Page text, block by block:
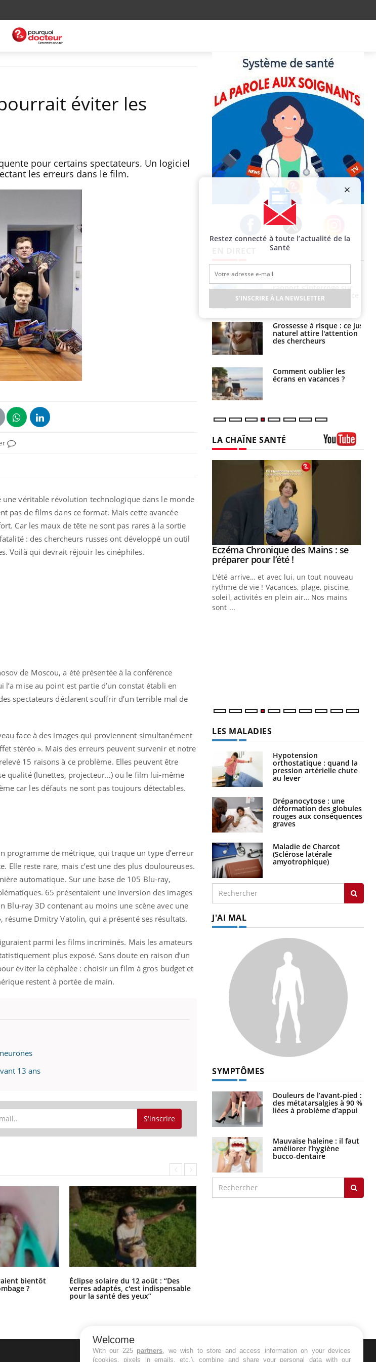
éviter les
pour certains spectateurs. Un logiciel
les erreurs dans le film.
une véritable révolution technologique dans le monde
pas de films dans ce format. Mais cette avancée
Car les maux de tête ne sont pas rares à la sortie
: des chercheurs russes ont développé un outil
Voilà qui devrait réjouir les cinéphiles.
de Moscou, a été présentée à la conférence
mise au point est partie d’un constat établi en
spectateurs déclarent souffrir d’un terrible mal de
face à des images qui proviennent simultanément
stéréo ». Mais des erreurs peuvent survenir et notre
15 raisons à ce problème. Elles peuvent être
qualité (lunettes, projecteur…) ou le film lui-même
car les défauts ne sont pas toujours détectables.
programme de métrique, qui traque un type d’erreur
Elle reste rare, mais c’est une des plus douloureuses.
automatique. Sur une base de 105 Blu-ray,
65 présentaient une inversion des images
Blu-ray 3D contenant au moins une scène avec une
résume Dmitry Vatolin, qui a présenté ses résultats.
parmi les films incriminés. Mais les amateurs
plus exposé. Sans doute en raison d’un
éviter la céphalée : choisir un film à gros budget et
restent à portée de main.
13 ans
S'inscrire
bientôt
?
Éclipse solaire du 12 août : “Des
verres adaptés, c'est indispensable
pour la santé des yeux”
Facebook Twitter Instagram
du sommeil
cerveau !
est-il trop
simplement
?
enfants :
à
rapport s’interroge sur
son taux élevé en France
Grossesse à risque : ce jus
naturel attire l'attention
des chercheurs
Comment oublier les
écrans en vacances ?
LA CHAÎNE SANTÉ
pour Youtube
Insuline & Charge mentale : et si on
osait en parler?? Youtube
Youtube
Eczéma Chronique des Mains : se
préparer pour l’été !Youtube
L'été arrive… et avec lui, un tout nouveau
rythme de vie ! Vacances, plage, piscine,
soleil, activités en plein air… Nos mains
sont ...
LES MALADIES
Hypotension
orthostatique : quand la
pression artérielle chute
au lever
Drépanocytose : une
déformation des globules
rouges aux conséquences
graves
Maladie de Charcot
(Sclérose latérale
amyotrophique)
J'AI MAL
SYMPTÔMES
Douleurs de l’avant-pied :
des métatarsalgies à 90 %
liées à problème d’appui
Mauvaise haleine : il faut
améliorer l’hygiène
bucco-dentaire
Restez connecté à toute l’actualité de la
Santé
S'INSCRIRE À LA NEWSLETTER
Welcome
With our 225 partners, we wish to store and access information on your devices
(cookies, pixels in emails, etc.), combine and share your personal data with our